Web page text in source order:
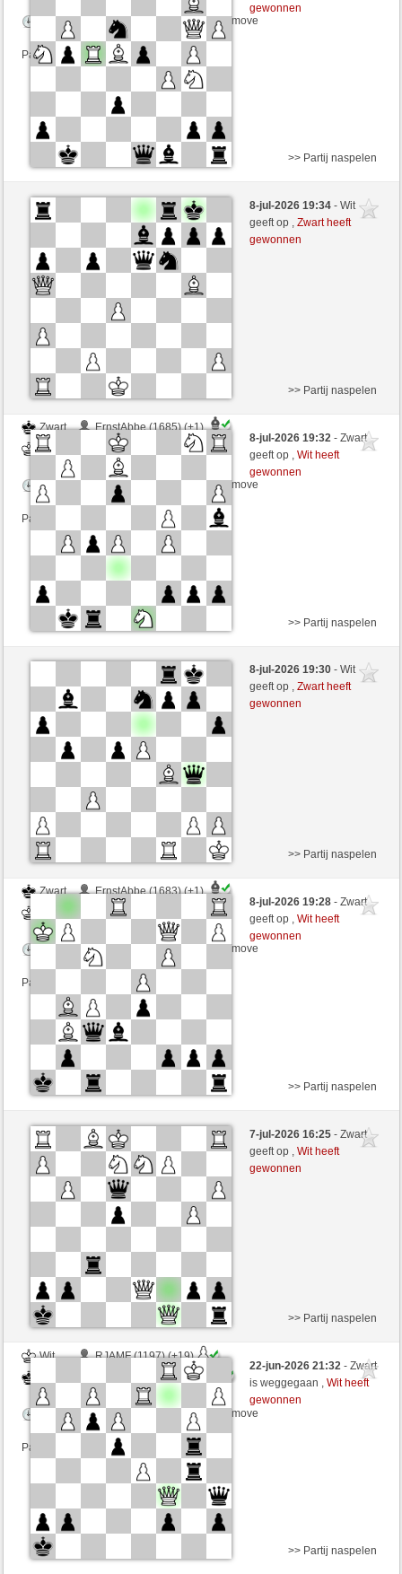
Speelduur: 8 minutes/side + 0 seconds/move
Partij telt mee voor de ranglijst
gewonnen
Wit
ErnstAbbe (1686) (+1)
Zwart
CienFuego (1091) (-1)
Speelduur: 2 minutes/side + 0 seconds/move
Partij telt mee voor de ranglijst
>> Partij naspelen
8-jul-2026 19:34- Wit
geeft op ,Zwart heeft
gewonnen
Zwart
ErnstAbbe (1685) (+1)
Wit
CienFuego (1092) (-1)
Speelduur: 2 minutes/side + 0 seconds/move
Partij telt mee voor de ranglijst
>> Partij naspelen
8-jul-2026 19:32- Zwart
geeft op ,Wit heeft
gewonnen
Wit
ErnstAbbe (1684) (+1)
CienFuego (1093) (-1)
Speelduur: 2 minutes/side + 0 seconds/move
Partij telt mee voor de ranglijst
>> Partij naspelen
8-jul-2026 19:30- Wit
geeft op ,Zwart heeft
gewonnen
Zwart
ErnstAbbe (1683) (+1)
CienFuego (1094) (-1)
Speelduur: 2 minutes/side + 0 seconds/move
Partij telt mee voor de ranglijst
>> Partij naspelen
8-jul-2026 19:28- Zwart
geeft op ,Wit heeft
gewonnen
Wit
ErnstAbbe (1682) (+1)
Zwart
CienFuego (1095) (-1)
Speelduur: 2 minutes/side + 0 seconds/move
Partij telt mee voor de ranglijst
>> Partij naspelen
7-jul-2026 16:25- Zwart
geeft op ,Wit heeft
gewonnen
Wit
RJAMF (1197) (+19)
CienFuego (1112) (-12)
Speelduur: 8 minutes/side + 0 seconds/move
Partij telt mee voor de ranglijst
>> Partij naspelen
22-jun-2026 21:32- Zwart
is weggegaan ,Wit heeft
gewonnen
>> Partij naspelen